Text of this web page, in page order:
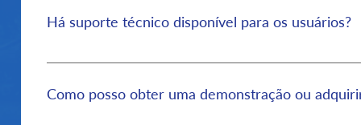
Há suporte técnico disponível para os usuários?
Sim, oferecemos suporte técnico dedicado para
Como posso obter uma demonstração ou